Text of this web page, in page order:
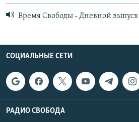
Время Свободы - Дневной выпуск
СОЦИАЛЬНЫЕ СЕТИ
РАДИО СВОБОДА